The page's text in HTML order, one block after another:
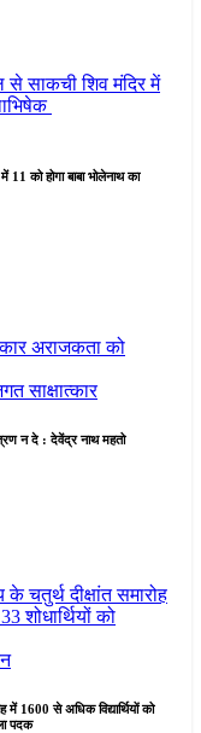
को होगा बाबा भोलेनाथ का
साक्षात्कार
न दे : देवेंद्र नाथ महतो
में 1600 से अधिक विद्यार्थियों को
पदक